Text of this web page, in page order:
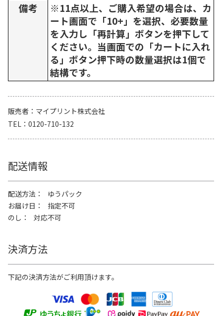
備考
※11点以上、ご購入希望の場合は、カ
ート画面で「10+」を選択、必要数量
を入力し「再計算」ボタンを押下して
ください。当画面での「カートに入れ
る」ボタン押下時の数量選択は1個で
結構です。
販売者
マイプリント株式会社
TEL
0120-710-132
配送情報
配送方法
ゆうパック
お届け日
指定不可
のし
対応不可
決済方法
下記の決済方法がご利用頂けます。